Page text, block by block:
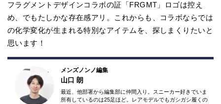
フラグメントデザインコラボの証「FRGMT」ロゴは控え
め、でもたしかな存在感アリ。これからも、コラボならでは
の化学変化が生まれる特別なアイテムを、探しまくりたいと
思います！
メンズノンノ編集
山口 朗
最近、他部署から編集部に仲間入り。スニーカー好きでいま
所有しているのは25足ほど。レアモデルでもガシガシ履くの